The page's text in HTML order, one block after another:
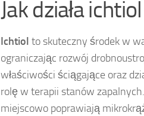
Jak działa
Ichtiol to skuteczny środek w
ograniczając rozwój
właściwości ściągające oraz
rolę w terapii stanów
miejscowo poprawiają